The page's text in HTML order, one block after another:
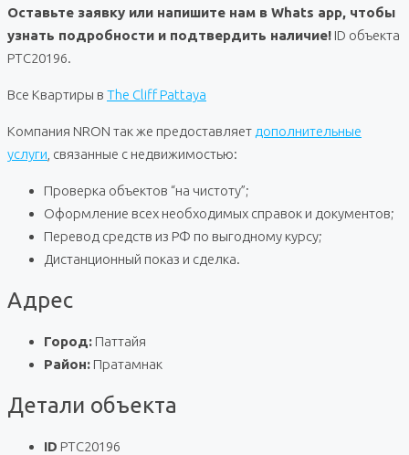
Оставьте заявку или напишите нам в Whats app, чтобы
узнать подробности и подтвердить наличие! ID объекта
PTC20196.
Все Квартиры в The Cliff Pattaya
Компания NRON так же предоставляет дополнительные
услуги , связанные с недвижимостью:
Проверка объектов “на чистоту”;
Оформление всех необходимых справок и документов;
Перевод средств из РФ по выгодному курсу;
Дистанционный показ и сделка.
Адрес
Город: Паттайя
Район: Пратамнак
Детали объекта
ID PTC20196